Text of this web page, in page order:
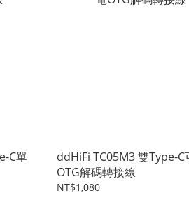
C單
ddHiFi TC05M3 雙Type-C
OTG解碼轉接線
NT$1,080